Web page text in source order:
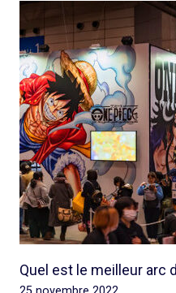
Quel est le meilleur arc